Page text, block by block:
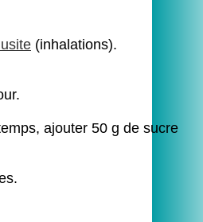
(inhalations).
ajouter 50 g de sucre